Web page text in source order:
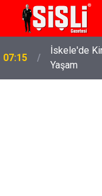
07:15
İskele'de
Yaşam